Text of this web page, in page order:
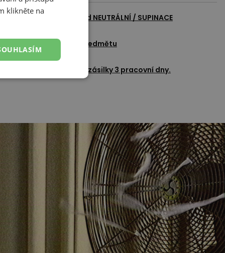
všechny produkty od NEUTRÁLNÍ / SUPINACE
Zadat dotaz k tomuto předmětu
k oblíbeným
čas doručení zásilky 3 pracovní dny.
klikněte na